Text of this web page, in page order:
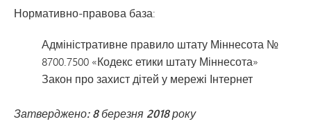
Нормативно-правова база:
Адміністративне правило штату Міннесота №
8700.7500 «Кодекс етики штату Міннесота»
Закон про захист дітей у мережі Інтернет
Затверджено: 8 березня 2018 року